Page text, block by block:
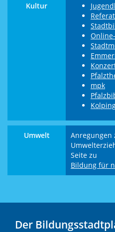
Kultur
mpk
Umwelt
Anregungen
Seite zu
Bildung für
Der